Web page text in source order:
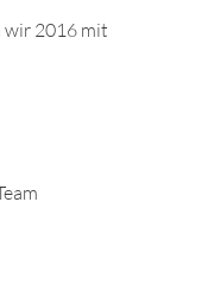
wir 2016 mit